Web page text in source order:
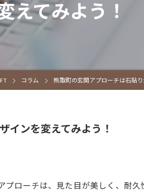
えてみよう！
コラム 熊取町の玄関アプローチは石貼
インを変えてみよう！
ローチは、見た目が美しく、耐